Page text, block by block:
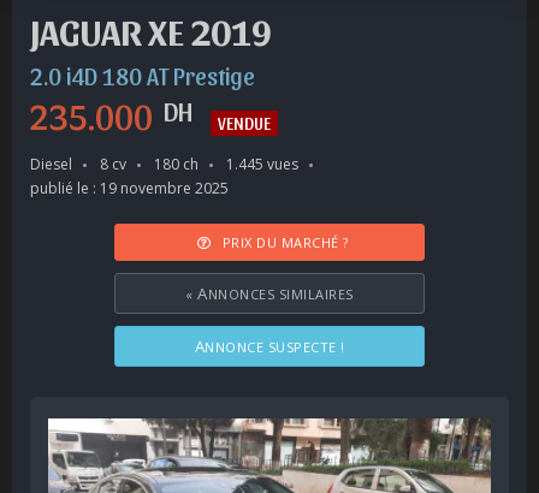
JAGUAR XE 2019
2.0 i4D 180 AT Prestige
235.000 DH
VENDUE
Diesel
8 cv 180 ch
1.445 vues
publié le : 19 novembre 2025
PRIX DU MARCHÉ ?
« ANNONCES SIMILAIRES
ANNONCE SUSPECTE !